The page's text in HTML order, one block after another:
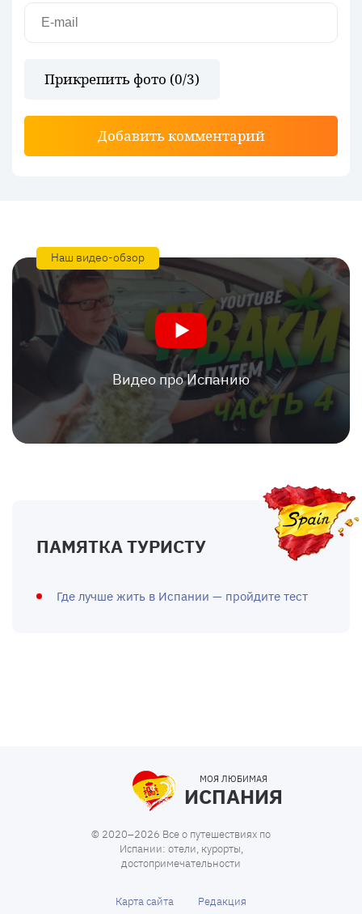
Прикрепить фото (0/3)
Добавить комментарий
Наш видео-обзор
Видео про Испанию
ПАМЯТКА ТУРИСТУ
Где лучше жить в Испании — пройдите тест
МОЯ ЛЮБИМАЯ
ИСПАНИЯ
© 2020–2026 Все о путешествиях по
Испании: отели, курорты,
достопримечательности
Карта сайта Редакция